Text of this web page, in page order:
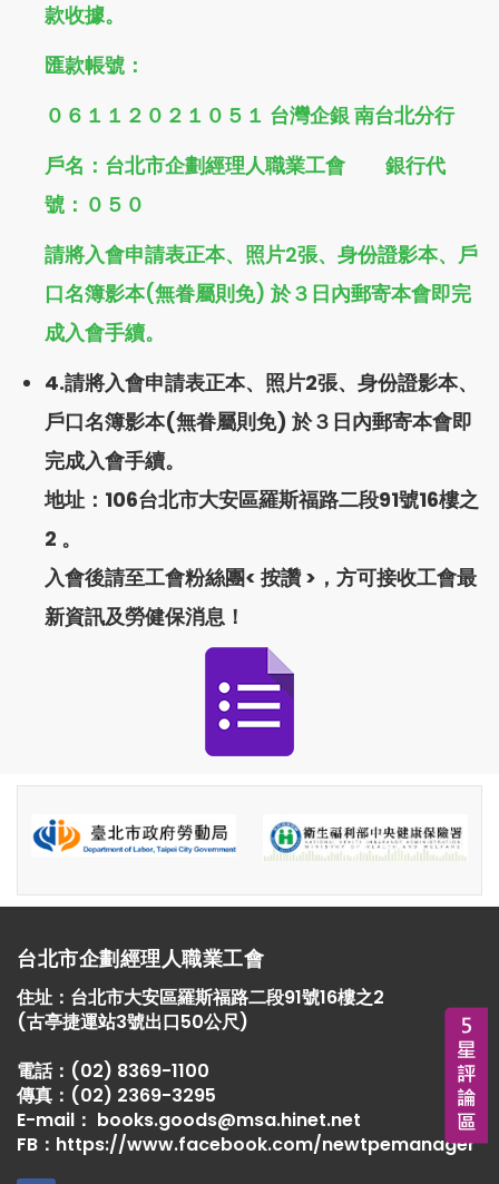
款收據。
匯款帳號：
０６１１２０２１０５１ 台灣企銀 南台北分行
戶名：台北市企劃經理人職業工會 銀行代
號：０５０
請將入會申請表正本、照片2張、身份證影本、戶
口名簿影本(無眷屬則免) 於３日內郵寄本會即完
成入會手續。
4.請將入會申請表正本、照片2張、身份證影本、
戶口名簿影本(無眷屬則免) 於３日內郵寄本會即
完成入會手續。
地址：106台北市大安區羅斯福路二段91號16樓之
2 。
入會後請至工會粉絲團< 按讚>，方可接收工會最
新資訊及勞健保消息！
台北市企劃經理人職業工會
住址： 台北市大安區羅斯福路二段91號16樓之2
(古亭捷運站3號出口50公尺)
電話： (02) 8369-1100
傳真： (02) 2369-3295
E-mail： books.goods@msa.hinet.net
FB： https://www.facebook.com/newtpemanager